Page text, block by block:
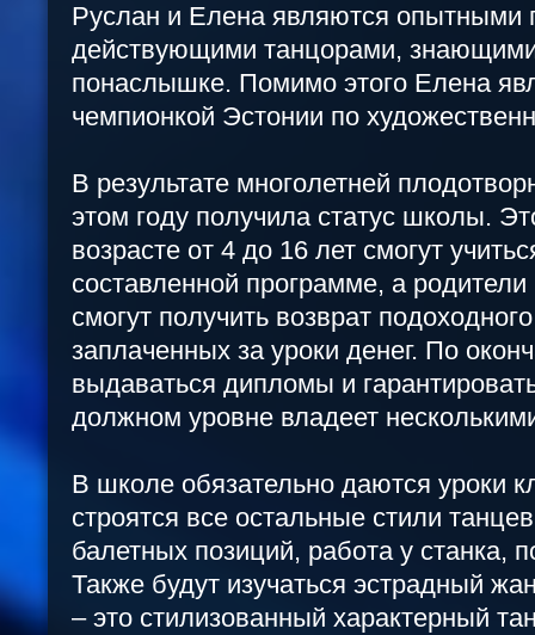
Руслан и Елена являются опытными
действующими танцорами,
понаслышке. Помимо этого Елена
чемпионкой Эстонии по
В результате многолетней
этом году получила статус школы.
возрасте от 4 до 16 лет смогут
составленной программе, а родители
смогут получить возврат
заплаченных за уроки денег. По
выдаваться дипломы и
должном уровне владеет
В школе обязательно даются уроки
строятся все остальные стили
балетных позиций, работа у станка,
Также будут изучаться эстрадный
– это стилизованный характерный